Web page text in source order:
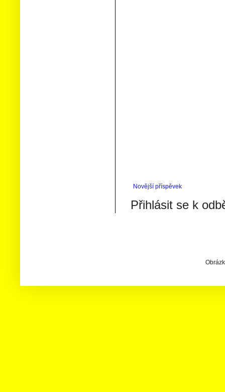
Novější příspěvek
Přihlásit se k